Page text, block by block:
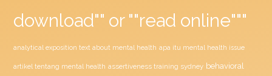
download"" or ""read online"""
analytical exposition text about mental health apa itu mental health issue
artikel tentang mental health assertiveness training sydney behavioral